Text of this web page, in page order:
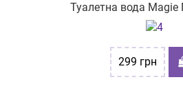
Туалетна вода Magie
299 грн